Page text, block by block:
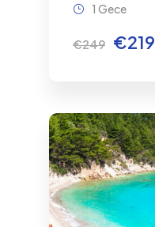
€249 €219
1 Gece